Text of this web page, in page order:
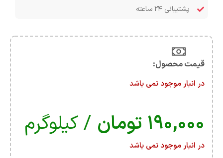
پشتیبانی ۲۴ ساعته
قیمت محصول:​
در انبار موجود نمی باشد
۱۹۰,۰۰۰ تومان / کیلوگرم
در انبار موجود نمی باشد